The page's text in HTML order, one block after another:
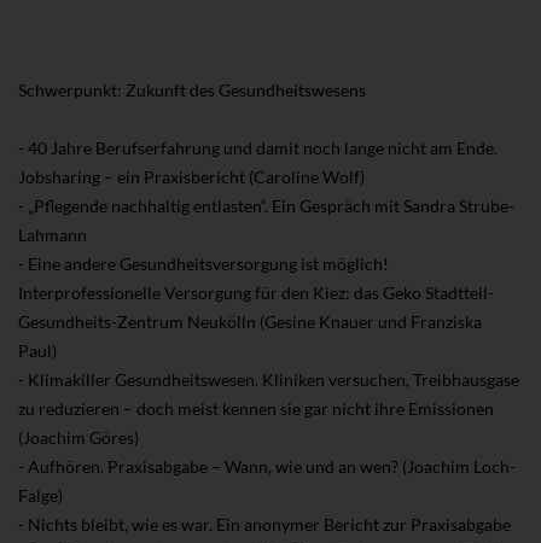
Schwerpunkt: Zukunft des Gesundheitswesens
- 40 Jahre Berufserfahrung und damit noch lange nicht am Ende.
Jobsharing – ein Praxisbericht (Caroline Wolf)
- „Pflegende nachhaltig entlasten“. Ein Gespräch mit Sandra Strube-
Lahmann
- Eine andere Gesundheitsversorgung ist möglich!
Interprofessionelle Versorgung für den Kiez: das Geko Stadtteil-
Gesundheits-Zentrum Neukölln (Gesine Knauer und Franziska
Paul)
- Klimakiller Gesundheitswesen. Kliniken versuchen, Treibhausgase
zu reduzieren – doch meist kennen sie gar nicht ihre Emissionen
(Joachim Göres)
- Aufhören. Praxisabgabe – Wann, wie und an wen? (Joachim Loch-
Falge)
- Nichts bleibt, wie es war. Ein anonymer Bericht zur Praxisabgabe